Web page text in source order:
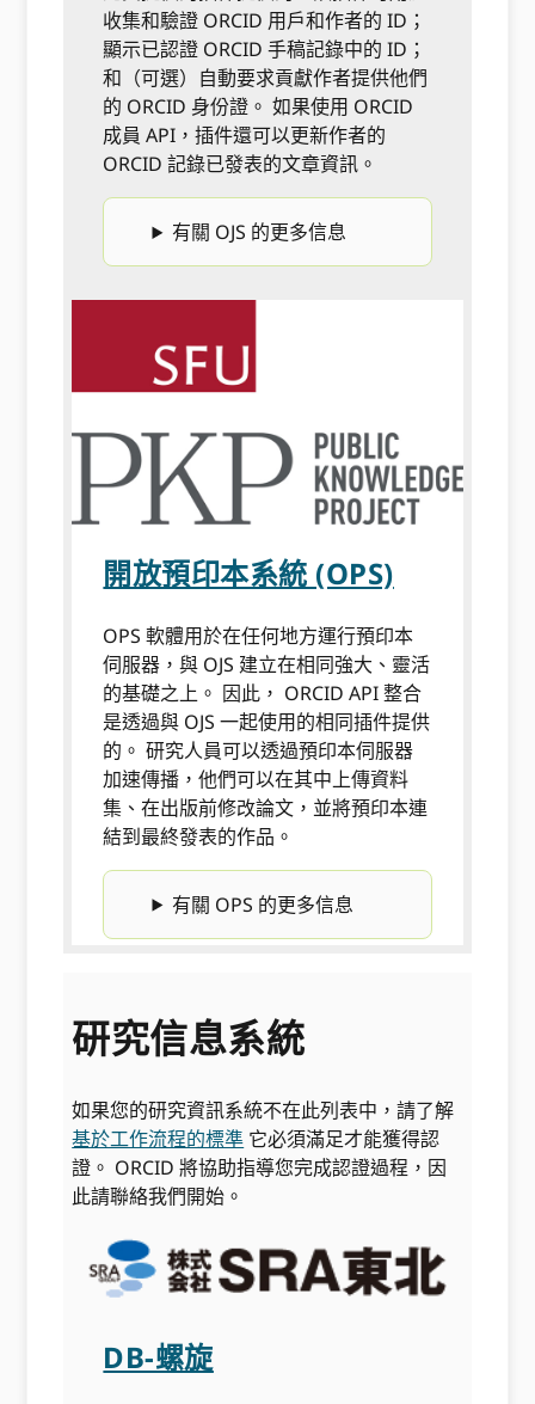
收集和驗證 ORCID 用戶和作者的 ID；
顯示已認證 ORCID 手稿記錄中的 ID；
和（可選）自動要求貢獻作者提供他們
的 ORCID 身份證。 如果使用 ORCID
成員 API，插件還可以更新作者的
ORCID 記錄已發表的文章資訊。
有關 OJS 的更多信息
開放預印本系統 (OPS)
OPS 軟體用於在任何地方運行預印本
伺服器，與 OJS 建立在相同強大、靈活
的基礎之上。 因此， ORCID API 整合
是透過與 OJS 一起使用的相同插件提供
的。 研究人員可以透過預印本伺服器
加速傳播，他們可以在其中上傳資料
集、在出版前修改論文，並將預印本連
結到最終發表的作品。
有關 OPS 的更多信息
研究信息系統
如果您的研究資訊系統不在此列表中，請了解
基於工作流程的標準 它必須滿足才能獲得認
證。 ORCID 將協助指導您完成認證過程，因
此請聯絡我們開始。
DB-螺旋